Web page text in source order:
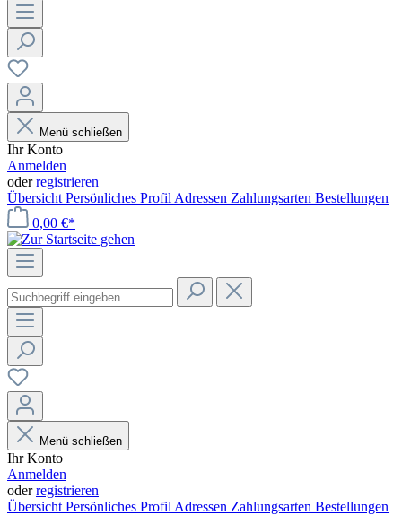
Menü schließen
Ihr Konto
Anmelden
oderregistrieren
Übersicht Persönliches Profil Adressen Zahlungsarten Bestellungen
0,00 €*
Menü schließen
Ihr Konto
Anmelden
oderregistrieren
Übersicht Persönliches Profil Adressen Zahlungsarten Bestellungen